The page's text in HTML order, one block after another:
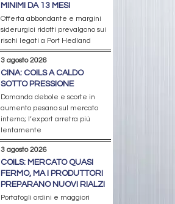
MINIMI DA 13 MESI
Offerta abbondante e margini
siderurgici ridotti prevalgono sui
rischi legati a Port Hedland
3 agosto 2026
CINA: COILS A CALDO
SOTTO PRESSIONE
Domanda debole e scorte in
aumento pesano sul mercato
interno; l’export arretra più
lentamente
3 agosto 2026
COILS: MERCATO QUASI
FERMO, MA I PRODUTTORI
PREPARANO NUOVI RIALZI
Portafogli ordini e maggiori